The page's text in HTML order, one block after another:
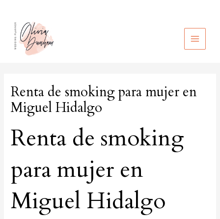
contenido
MAIN
Renta de smoking para mujer en
Miguel Hidalgo
Renta de smoking
para mujer en
Miguel Hidalgo